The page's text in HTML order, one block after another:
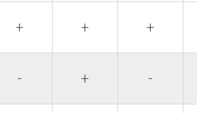
+ + +
- + -